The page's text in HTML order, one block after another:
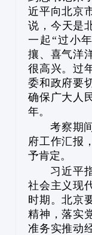
近平向北京
说，今天是
一起“过小
攘、喜气洋
很高兴。过
委和政府要
确保广大人
年。
考察期
府工作汇报
予肯定。
习近平
社会主义现
时期。北京
精神，落实
准务实推动